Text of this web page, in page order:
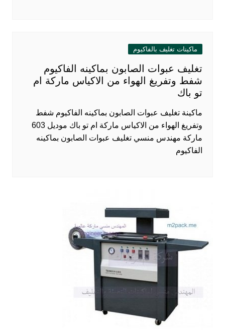
ماكينات تغليف بالفاكيوم
تغليف عبوات الصابون بماكينه الفاكيوم
شفط وتفريغ الهواء من الاكياس ماركة ام
تو باك
ماكينة تغليف عبوات الصابون بماكينه الفاكيوم شفط
وتفريغ الهواء من الاكياس ماركة ام تو باك موديل 603
ماركة مهندس منسي تغليف عبوات الصابون بماكينه
الفاكيوم